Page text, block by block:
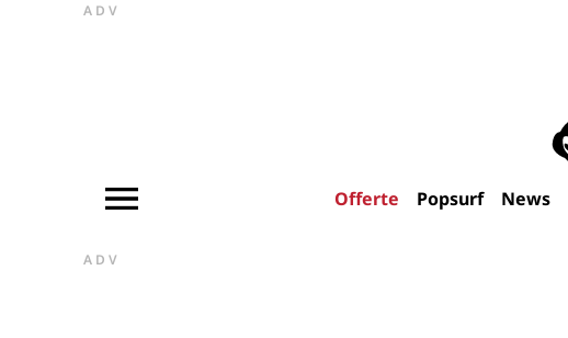
ADV
Offerte Popsurf News
ADV